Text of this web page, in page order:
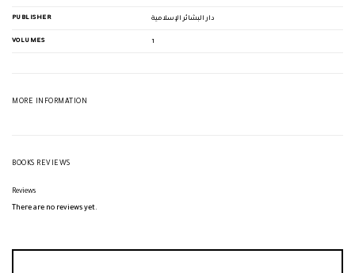
PUBLISHER دار البشائر الإسلامية
VOLUMES 1
MORE INFORMATION
BOOKS REVIEWS
Reviews
There are no reviews yet.